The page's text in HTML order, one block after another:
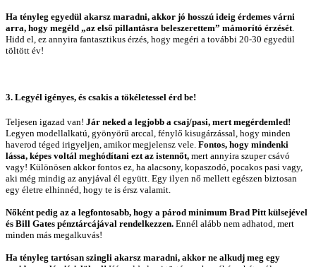
Ha tényleg egyedül akarsz maradni, akkor jó hosszú ideig érdemes várni
arra, hogy megéld „az első pillantásra beleszerettem” mámorító érzését
Hidd el, ez annyira fantasztikus érzés, hogy megéri a további 20-30 egyedül
töltött év!
3. Legyél igényes, és csakis a tökéletessel érd be!
Teljesen igazad van! Jár neked a legjobb a csaj/pasi, mert megérdemled!
Legyen modellalkatú, gyönyörű arccal, fénylő kisugárzással, hogy minden
haverod téged irigyeljen, amikor megjelensz vele. Fontos, hogy mindenki
lássa, képes voltál meghódítani ezt az istennőt, mert annyira szuper csávó
vagy! Különösen akkor fontos ez, ha alacsony, kopaszodó, pocakos pasi vagy,
aki még mindig az anyjával él együtt. Egy ilyen nő mellett egészen biztosan
egy életre elhinnéd, hogy te is érsz valamit.
Nőként pedig az a legfontosabb, hogy a párod minimum Brad Pitt külsejével
és Bill Gates pénztárcájával rendelkezzen. Ennél alább nem adhatod, mert
minden más megalkuvás!
Ha tényleg tartósan szingli akarsz maradni, akkor ne alkudj meg egy